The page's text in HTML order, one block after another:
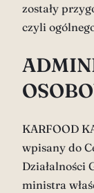
zostały
czyli
KARFOOD
wpisany do
Działalności
ministra